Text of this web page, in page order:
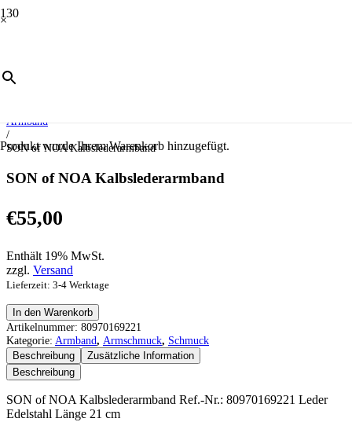
×
Produktwurde Ihrem Warenkorb hinzugefügt.
/
Armband
/
SON of NOA Kalbslederarmband
SON of NOA Kalbslederarmband
€55,00
Enthält 19% MwSt.
zzgl. Versand
Lieferzeit: 3-4 Werktage
SON
of
NOA
Kalbslederarmband
Menge
In den Warenkorb
Artikelnummer: 80970169221
Kategorie: Armband, Armschmuck, Schmuck
Beschreibung
Zusätzliche Information
Beschreibung
SON of NOA Kalbslederarmband Ref.-Nr.: 80970169221 Leder
Edelstahl Länge 21 cm